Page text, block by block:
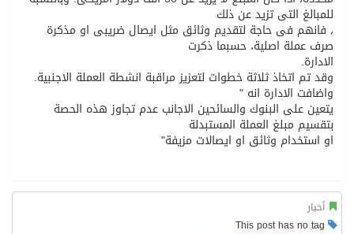
للمبالغ التى تزيد عن ذلك
، فانهم فى حاجة لتقديم وثائق مثل ايصال ضريبى او مذكرة
صرف عملة اصلية، حسبما ذكرت
الادارة.
وقد تم اتخاذ ثلاثة خطوات لتعزيز مراقبة انشطة العملة الاجنبية.
واضافت الادارة انه "
يتعين على البنوك والسائحين الاجانب عدم تجاوز هذه الحصة
بتقسيم مبلغ العملة المستبدلة
او استخدام وثائق او ايصالات مزيفة"
أخبار